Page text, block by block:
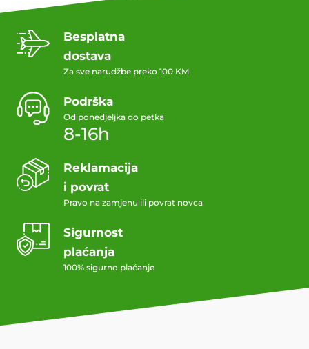
Besplatna
dostava
Za sve narudžbe preko 100 KM
Podrška
Od ponedjeljka do petka
8-16h
Reklamacija
i povrat
Pravo na zamjenu ili povrat novca
Sigurnost
plaćanja
100% sigurno plaćanje